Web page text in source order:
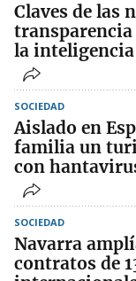
Claves de las
transparencia
la
SOCIEDAD
Aislado en
familia un
con
SOCIEDAD
Navarra
contratos de